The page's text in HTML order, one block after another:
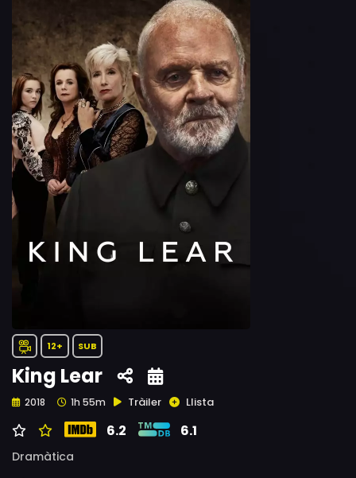
12+ SUB
King Lear
2018 1h 55m Tràiler Llista
6.2 6.1
Dramàtica